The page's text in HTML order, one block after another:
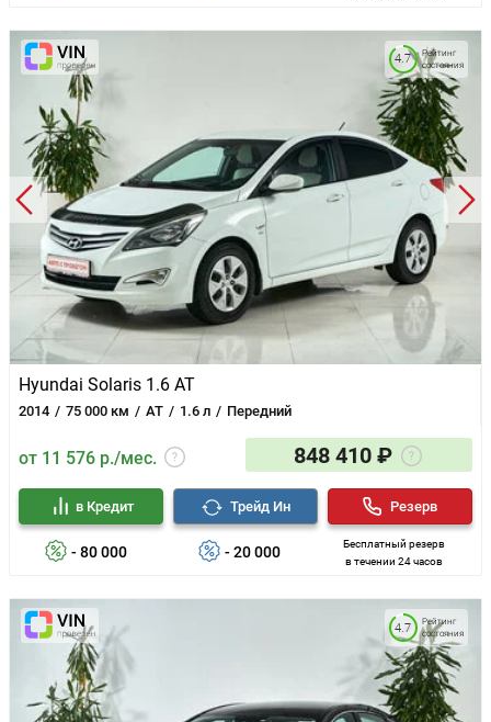
Hyundai Solaris 1.6 AT
2014 75 000 км AT 1.6 л Передний
Рейтинг
состояния
4.7
от 11 576 р./мес. 848 410 ₽
- 80 000
в Кредит
- 20 000
Трейд Ин
Бесплатный резерв
в течении 24 часов
Резерв
Рейтинг
состояния
4.7